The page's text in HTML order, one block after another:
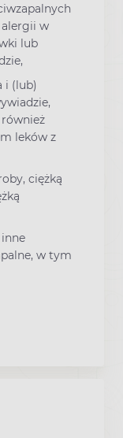
alergii w
lub
i (lub)
leków z
ciężką
w tym